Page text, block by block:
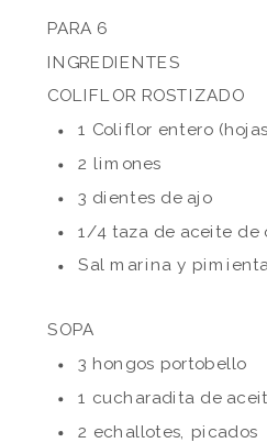
PARA 6
INGREDIENTES
COLIFLOR ROSTIZADO
1 Coliflor entero
2 limones
3 dientes de ajo
1/4 taza de aceite de
Sal marina y
SOPA
3 hongos portobello
1 cucharadita de
2 echallotes, picados